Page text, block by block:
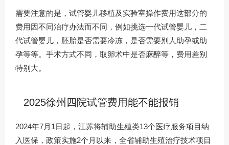
需要注意的是，试管婴儿移植及实验室操作费用这部分的
费用因不同治疗办法而不同，例如挑选一代试管婴儿，二
代试管婴儿，胚胎是否需要冷冻，是否需要别人助孕或助
孕等等。手术方式不同，取卵术中是否麻醉等，费用差别
特别大。
2025徐州四院试管费用能不能报销
2024年7月1日起，江苏将辅助生殖类13个医疗服务项目纳
入医保，政策实施2个月以来，全省辅助生殖治疗技术项目